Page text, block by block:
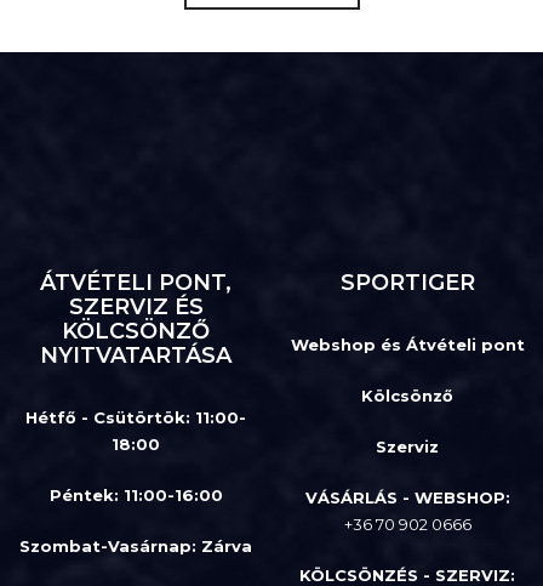
ÁTVÉTELI PONT,
SZERVIZ ÉS
KÖLCSÖNZŐ
NYITVATARTÁSA
Hétfő - Csütörtök: 11:00-
18:00
Péntek: 11:00-16:00
Szombat-Vasárnap: Zárva
SPORTIGER
Webshop és Átvételi pont
Kölcsönző
Szerviz
VÁSÁRLÁS - WEBSHOP:
+36 70 902 0666
KÖLCSÖNZÉS - SZERVIZ: